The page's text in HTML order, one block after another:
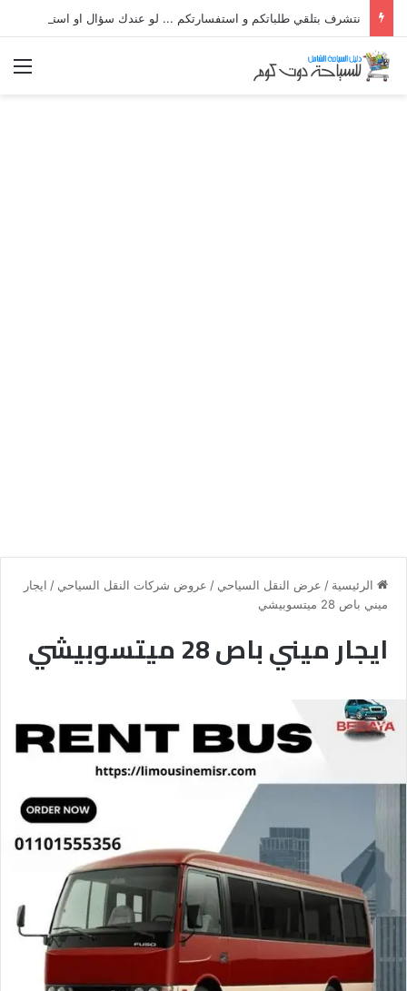
الرئيسية / عرض النقل السياحي / عروض شركات النقل السياحي / ايجار
ميني باص 28 ميتسوبيشي
ايجار ميني باص 28 ميتسوبيشي